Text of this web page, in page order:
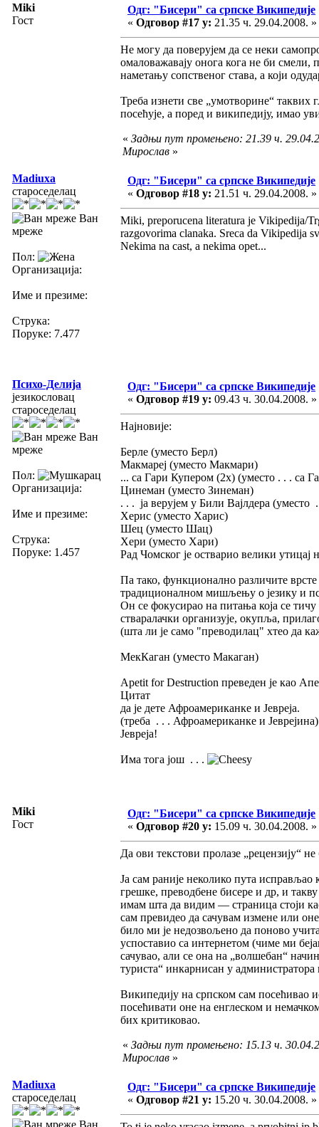
Miki
Гост
Одг: "Бисери" са српске Википедије
« Одговор #17 у: 21.35 ч. 29.04.2008. »
Не могу да поверујем да се неки
омаловажавају онога кога не би смели,
наметању сопственог става, а који
Треба изнети све „умотворине“ таквих
посећује, а поред и википедију, имао
« Задњи пут промењено: 21.39 ч.
Мирослав »
Madiuxa
староседелац
Ван
мреже
Пол:
Организација:
Име и презиме:
Струка:
Поруке: 7.477
Одг: "Бисери" са српске Википедије
« Одговор #18 у: 21.51 ч. 29.04.2008. »
Miki, preporucena literatura je Vikipedija/
razgovorima clanaka. Sreca da Vikipedija
Nekima na cast, a nekima opet...
Психо-Делија
језикословац
староседелац
Ван
мреже
Пол:
Организација:
Име и презиме:
Струка:
Поруке: 1.457
Одг: "Бисери" са српске Википедије
« Одговор #19 у: 09.43 ч. 30.04.2008. »
Најновије:
Берле (уместо Берл)
Макмареј (уместо Макмари)
... са Гари Купером (2х) (уместо . . . са
Цинеман (уместо Зинеман)
. . . ја верујем у Били Вајлдера (уместо
Херис (уместо Харис)
Шец (уместо Шац)
Хери (уместо Хари)
Рад Чомског је остварио велики утицај
Па тако, функционално различите
традиционалном мишљењу о језику и
Он се фокусирао на питања која се тичу
стваралачки организује, окупља,
(шта ли је само "преводилац" хтео да
МекКаган (уместо Макаган)
Apetit for Destruction преведен је као
Цитат
да је дете Афроамериканке и Јевреја.
(треба . . . Афроамериканке и
Јевреја!
Има тога још . . .
Miki
Гост
Одг: "Бисери" са српске Википедије
« Одговор #20 у: 15.09 ч. 30.04.2008. »
Да ови текстови пролазе „рецензију“
Ја сам раније неколико пута
грешке, преводбене бисере и др, и
имам шта да видим — страница стоји
сам превидео да сачувам измене или
било ми је недозвољено да поново
успоставио са интернетом (чиме ми
сачувао, али се она на „волшебан“
туриста“ инкарнисан у
Википедију на српском сам посећивао
посећивати оне на енглеском и
бих критиковао.
« Задњи пут промењено: 15.13 ч.
Мирослав »
Madiuxa
староседелац
Ван
Одг: "Бисери" са српске Википедије
« Одговор #21 у: 15.20 ч. 30.04.2008. »